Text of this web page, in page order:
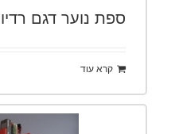
ספת נוער דגם
קרא עוד